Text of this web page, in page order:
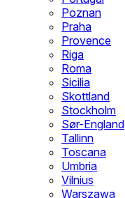
Poznan
Praha
Provence
Riga
Roma
Sicilia
Skottland
Stockholm
Sør-England
Tallinn
Toscana
Umbria
Vilnius
Warszawa